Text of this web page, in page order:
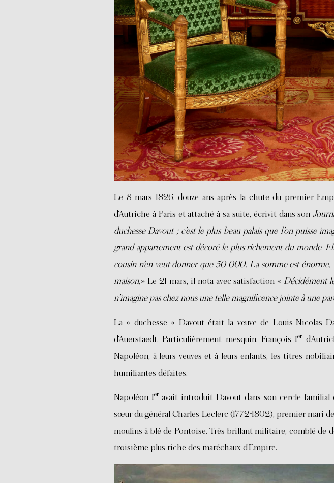
Le 8 mars 1826, douze ans après la chute du premier
d’Autriche à Paris et attaché à sa suite, écrivit dans son
duchesse Davout ; c’est le plus beau palais que l’on puisse
grand appartement est décoré le plus richement du monde.
cousin n’en veut donner que 50 000. La somme est
maison.» Le 21 mars, il nota avec satisfaction « Décidément
n’imagine pas chez nous une telle magnificence jointe à une
La « duchesse » Davout était la veuve de Louis-Nicolas
d’Auerstaedt. Particulièrement mesquin, François Ier
Napoléon, à leurs veuves et à leurs enfants, les titres
humiliantes défaites.
Napoléon Ieravait introduit Davout dans son cercle familial
sœur du général Charles Leclerc (1772-1802), premier mari
moulins à blé de Pontoise. Très brillant militaire, comblé de
troisième plus riche des maréchaux d’Empire.